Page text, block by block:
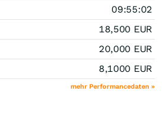
09:55:02
18,500 EUR
20,000 EUR
8,1000 EUR
mehr Performancedaten »